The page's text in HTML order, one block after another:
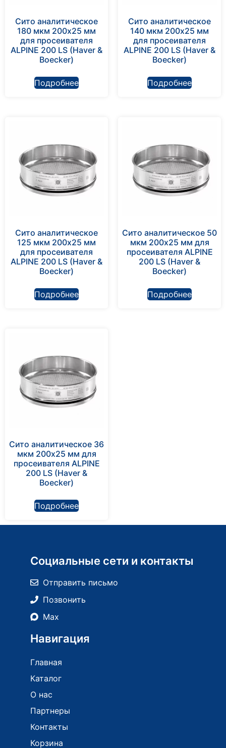
Сито аналитическое
180 мкм 200х25 мм
для просеивателя
ALPINE 200 LS (Haver &
Boecker)
Подробнее
Сито аналитическое
140 мкм 200х25 мм
для просеивателя
ALPINE 200 LS (Haver &
Boecker)
Подробнее
Сито аналитическое
125 мкм 200х25 мм
для просеивателя
ALPINE 200 LS (Haver &
Boecker)
Подробнее
Сито аналитическое 50
мкм 200х25 мм для
просеивателя ALPINE
200 LS (Haver &
Boecker)
Подробнее
Сито аналитическое 36
мкм 200х25 мм для
просеивателя ALPINE
200 LS (Haver &
Boecker)
Подробнее
Социальные сети и контакты
Отправить письмо
Позвонить
Max
Навигация
Главная
Каталог
О нас
Партнеры
Контакты
Корзина